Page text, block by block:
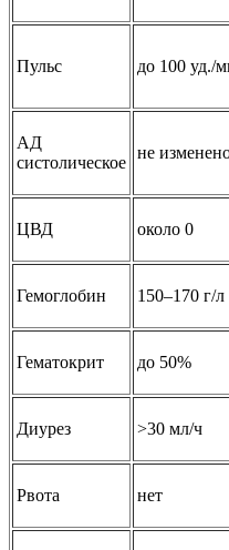
Пульс до 100 уд./
АД
систолическое
не
ЦВД около 0
Гемоглобин 150–170 г/л
Гематокрит до 50%
Диурез >30 мл/ч
Рвота нет